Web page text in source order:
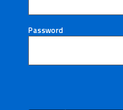
Password